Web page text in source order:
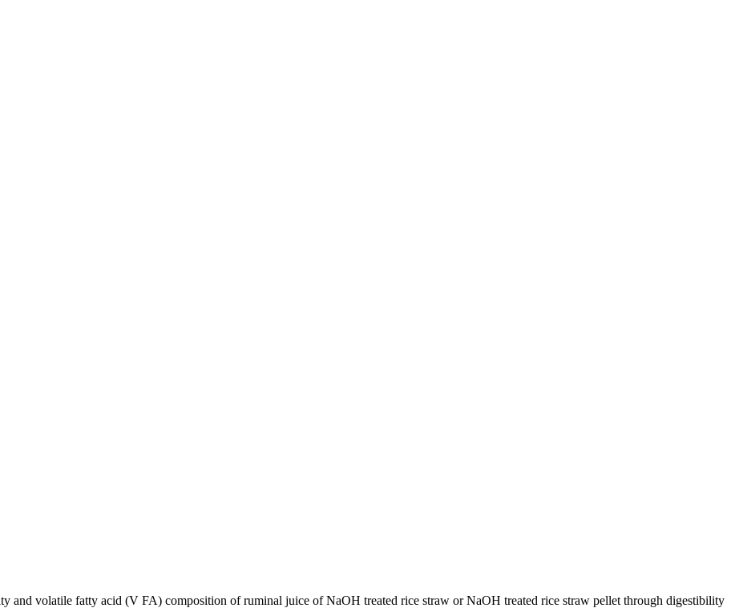
and volatile fatty acid (V FA) composition of ruminal juice of NaOH treated rice straw or NaOH treated rice straw pellet through digestibility